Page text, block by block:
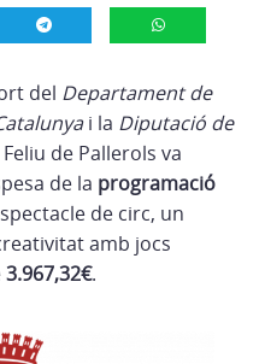
del Departament de
i la Diputació de
de Pallerols va
de la programació
de circ, un
amb jocs
3.967,32€.